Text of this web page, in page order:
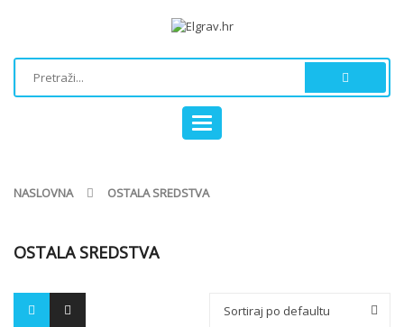
Toggle
navigation
NASLOVNA OSTALA SREDSTVA
OSTALA SREDSTVA
Sortiraj po defaultu